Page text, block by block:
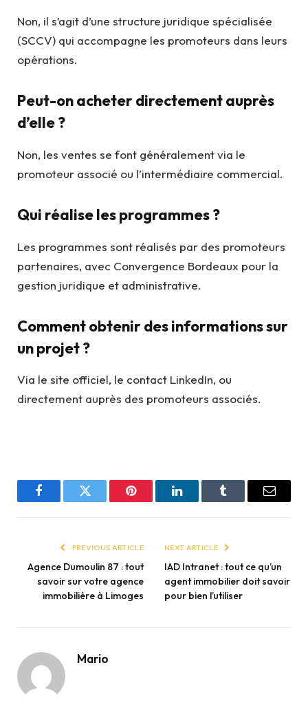
Non, il s’agit d’une structure juridique spécialisée
(SCCV) qui accompagne les promoteurs dans leurs
opérations.
Peut-on acheter directement auprès
d’elle ?
Non, les ventes se font généralement via le
promoteur associé ou l’intermédiaire commercial.
Qui réalise les programmes ?
Les programmes sont réalisés par des promoteurs
partenaires, avec Convergence Bordeaux pour la
gestion juridique et administrative.
Comment obtenir des informations sur
un projet ?
Via le site officiel, le contact LinkedIn, ou
directement auprès des promoteurs associés.
FacebookTwitter Pinterest LinkedInTumblr Email
PREVIOUS ARTICLE
Agence Dumoulin 87 : tout
savoir sur votre agence
immobilière à Limoges
NEXT ARTICLE
IAD Intranet : tout ce qu’un
agent immobilier doit savoir
pour bien l’utiliser
Mario